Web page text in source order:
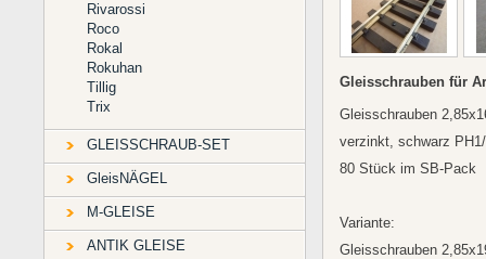
Rivarossi
Roco
Rokal
Rokuhan
Tillig
Trix
GLEISSCHRAUB-SET
GleisNÄGEL
M-GLEISE
ANTIK GLEISE
Gleisschrauben für
Gleisschrauben
verzinkt, schwarz
80 Stück im SB-Pack
Variante:
Gleisschrauben